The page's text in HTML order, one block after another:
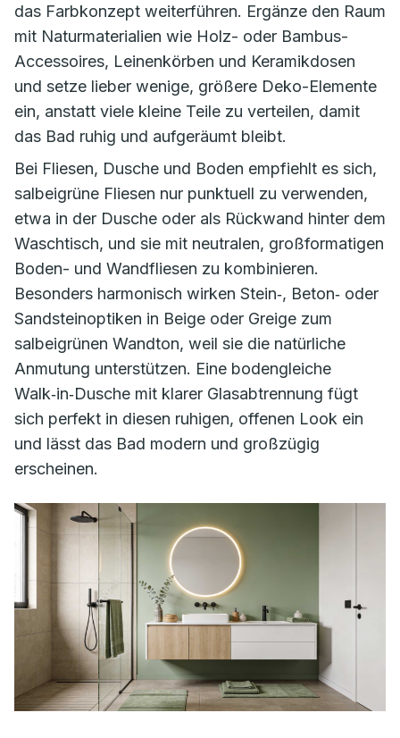
das Farbkonzept weiterführen. Ergänze den Raum
mit Naturmaterialien wie Holz- oder Bambus-
Accessoires, Leinenkörben und Keramikdosen
und setze lieber wenige, größere Deko-Elemente
ein, anstatt viele kleine Teile zu verteilen, damit
das Bad ruhig und aufgeräumt bleibt.
Bei Fliesen, Dusche und Boden empfiehlt es sich,
salbeigrüne Fliesen nur punktuell zu verwenden,
etwa in der Dusche oder als Rückwand hinter dem
Waschtisch, und sie mit neutralen, großformatigen
Boden- und Wandfliesen zu kombinieren.
Besonders harmonisch wirken Stein‑, Beton‑ oder
Sandsteinoptiken in Beige oder Greige zum
salbeigrünen Wandton, weil sie die natürliche
Anmutung unterstützen. Eine bodengleiche
Walk‑in‑Dusche mit klarer Glasabtrennung fügt
sich perfekt in diesen ruhigen, offenen Look ein
und lässt das Bad modern und großzügig
erscheinen.